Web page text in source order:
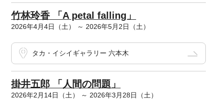
竹林玲香 「A petal falling」
2026年4月4日（土） ～ 2026年5月2日（土）
タカ・イシイギャラリー 六本木
掛井五郎 「人間の問題」
2026年2月14日（土） ～ 2026年3月28日（土）